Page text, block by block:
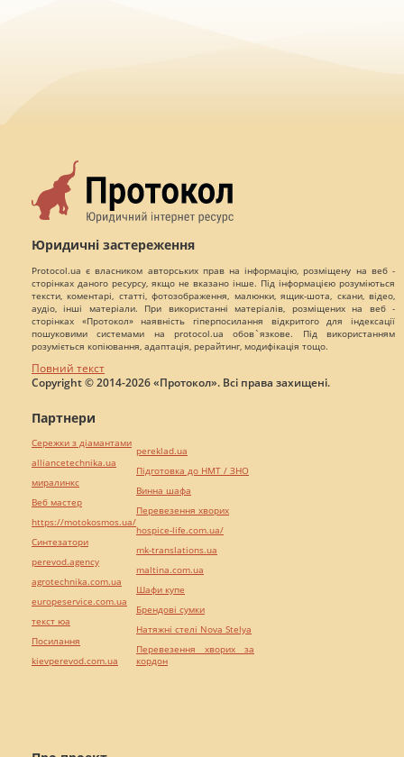
Юридичні застереження
Protocol.ua є власником авторських прав на інформацію, розміщену на веб -
сторінках даного ресурсу, якщо не вказано інше. Під інформацією розуміються
тексти, коментарі, статті, фотозображення, малюнки, ящик-шота, скани, відео,
аудіо, інші матеріали. При використанні матеріалів, розміщених на веб -
сторінках «Протокол» наявність гіперпосилання відкритого для індексації
пошуковими системами на protocol.ua обов`язкове. Під використанням
розуміється копіювання, адаптація, рерайтинг, модифікація тощо.
Повний текст
Copyright © 2014-2026 «Протокол». Всі права захищені.
Партнери
Сережки з діамантами
alliancetechnika.ua
миралинкс
Веб мастер
https://motokosmos.ua/
Синтезатори
perevod.agency
agrotechnika.com.ua
europeservice.com.ua
текст юа
Посилання
kievperevod.com.ua
pereklad.ua
Підготовка до НМТ / ЗНО
Винна шафа
Перевезення хворих
hospice-life.com.ua/
mk-translations.ua
maltina.com.ua
Шафи купе
Брендові сумки
Натяжні стелі Nova Stelya
Перевезення хворих за
кордон